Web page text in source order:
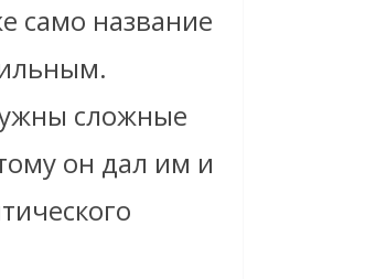
само название
сложные
он дал им и